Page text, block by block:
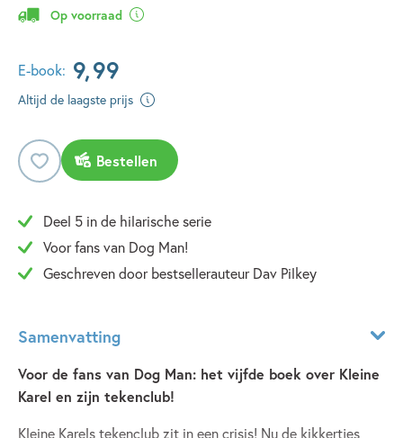
Op voorraad
E-book: 9,99
Altijd de laagste prijs
Bestellen
Deel 5 in de hilarische serie
Voor fans van Dog Man!
Geschreven door bestsellerauteur Dav Pilkey
Samenvatting
Voor de fans van Dog Man: het vijfde boek over Kleine
Karel en zijn tekenclub!
Kleine Karels tekenclub zit in een crisis! Nu de kikkertjes